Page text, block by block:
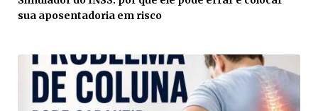
sua aposentadoria em risco